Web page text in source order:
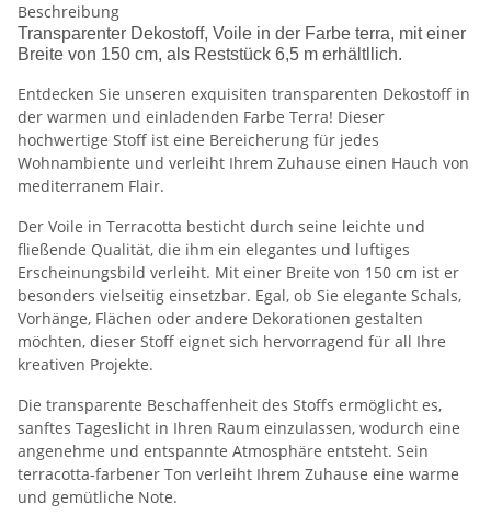
Beschreibung
Transparenter Dekostoff, Voile in der Farbe terra, mit einer
Breite von 150 cm, als Reststück 6,5 m erhältllich.
Entdecken Sie unseren exquisiten transparenten Dekostoff in
der warmen und einladenden Farbe Terra! Dieser
hochwertige Stoff ist eine Bereicherung für jedes
Wohnambiente und verleiht Ihrem Zuhause einen Hauch von
mediterranem Flair.
Der Voile in Terracotta besticht durch seine leichte und
fließende Qualität, die ihm ein elegantes und luftiges
Erscheinungsbild verleiht. Mit einer Breite von 150 cm ist er
besonders vielseitig einsetzbar. Egal, ob Sie elegante Schals,
Vorhänge, Flächen oder andere Dekorationen gestalten
möchten, dieser Stoff eignet sich hervorragend für all Ihre
kreativen Projekte.
Die transparente Beschaffenheit des Stoffs ermöglicht es,
sanftes Tageslicht in Ihren Raum einzulassen, wodurch eine
angenehme und entspannte Atmosphäre entsteht. Sein
terracotta-farbener Ton verleiht Ihrem Zuhause eine warme
und gemütliche Note.